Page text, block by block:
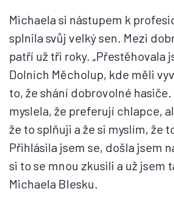
Michaela si nástupem k
splnila svůj velký sen. Mezi
patří už tři roky. „Přestěhovala
Dolních Měcholup, kde měli
to, že shání dobrovolné
myslela, že preferují chlapce,
že to splňuji a že si myslím, že
Přihlásila jsem se, došla jsem
si to se mnou zkusili a už jsem
Michaela Blesku.